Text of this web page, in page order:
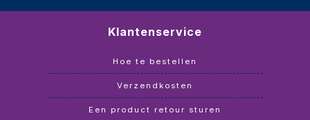
Klantenservice
Hoe te bestellen
Verzendkosten
Een product retour sturen